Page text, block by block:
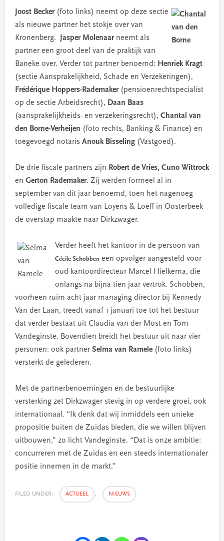
Joost Becker(foto links) neemt op deze sectie
als nieuwe partner het stokje over van
Kronenberg.
Jasper Molenaarneemt als
partner een groot deel van de praktijk van
Baneke over. Verder tot partner benoemd: Henriek Kragt
(sectie Aansprakelijkheid, Schade en Verzekeringen),
Frédérique Hoppers-Rademaker(pensioenrechtspecialist
op de sectie Arbeidsrecht), Daan Baas
(aansprakelijkheids- en verzekeringsrecht), Chantal van
den Borne-Verheijen (foto rechts, Banking & Finance) en
toegevoegd notaris Anouk Bisseling(Vastgoed).
De drie fiscale partners zijn Robert de Vries, Cuno Wittrock
en Gerton Rademaker. Zij werden formeel al in
september van dit jaar benoemd, toen het nagenoeg
volledige fiscale team van Loyens & Loeff in Oosterbeek
de overstap maakte naar Dirkzwager.
Verder heeft het kantoor in de persoon van
Cécile Schobbeneen opvolger aangesteld voor
oud-kantoordirecteur Marcel Hielkema, die
onlangs na bijna tien jaar vertrok. Schobben,
voorheen ruim acht jaar managing director bij Kennedy
Van der Laan, treedt vanaf 1 januari toe tot het bestuur
dat verder bestaat uit Claudia van der Most en Tom
Vandeginste. Bovendien breidt het bestuur uit naar vier
personen: ook partnerSelma van Ramele(foto links)
versterkt de gelederen.
Met de partnerbenoemingen en de bestuurlijke
versterking zet Dirkzwager stevig in op verdere groei, ook
internationaal. “Ik denk dat wij inmiddels een unieke
propositie buiten de Zuidas bieden, die we willen blijven
uitbouwen,” zo licht Vandeginste. “Dat is onze ambitie:
concurreren met de Zuidas en een steeds internationaler
positie innemen in de markt.”
FILED UNDER: ACTUEEL , NIEUWS